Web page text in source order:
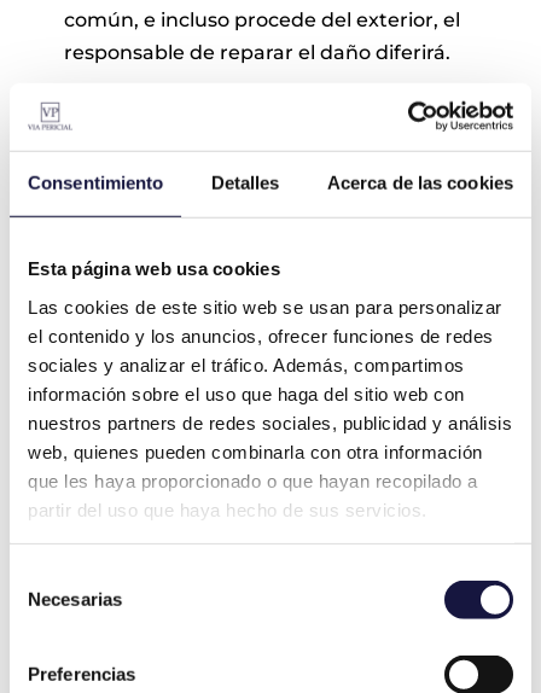
Consentimiento Detalles Acerca de las cookies
Esta página web usa cookies
Las cookies de este sitio web se usan para personalizar
el contenido y los anuncios, ofrecer funciones de redes
sociales y analizar el tráfico. Además, compartimos
información sobre el uso que haga del sitio web con
nuestros partners de redes sociales, publicidad y análisis
web, quienes pueden combinarla con otra información
que les haya proporcionado o que hayan recopilado a
partir del uso que haya hecho de sus servicios.
Necesarias
Preferencias
común, e incluso procede del exterior, el
responsable de reparar el daño diferirá.
El Equipo de VÍA PERICIAL
Nuestrosperitos arquitectos colegiados,
con más de dos décadas de experiencia
en el sector
, están especializados en la
periciales por humedades y filtraciones